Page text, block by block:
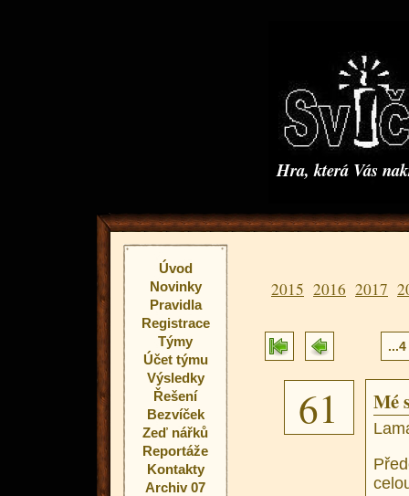
Hra, která Vás
Úvod
Novinky
Pravidla
Registrace
Týmy
Účet týmu
Výsledky
Řešení
Bezvíček
Zeď nářků
Reportáže
Kontakty
Archiv 07
2017
2016
2015
...4
61 Mé